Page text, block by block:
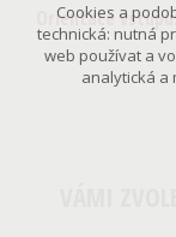
Orientace
VÁMI
Cookies a
technická: nutná
web používat a
analytická a